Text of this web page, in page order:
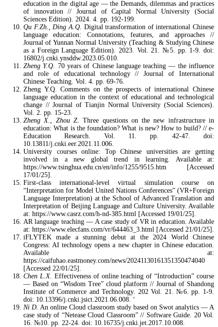
education in the digital age — the Demands, dilemmas and practices
of innovation // Journal of Capital Normal University (Social
Sciences Edition). 2024. 4. pp. 192-199.
Qu F.Zh., Ding A.Q. Digital transformation of international Chinese
language education: Connotations, features, and approaches //
Journal of Yunnan Normal University (Teaching & Studying Chinese
as a Foreign Language Edition). 2023. Vol. 21. №5. pp. 1-9. doi:
16802/j.cnki.ynsddw.2023.05.010.
Zheng Y.Q.
70 years of Chinese language teaching — the influence
and role of educational technology // Journal of International
Chinese Teaching. Vol. 4. pp. 69-76.
Zheng Y.Q. Comments on the prospects of international Chinese
language education in the context of educational and technological
change // Journal of Tianjin Normal University (Social Sciences).
Vol. 2. pp. 15-23.
Zheng X., Zhou Z.
Three questions on the new infrastructure in
education: What is the foundation? What is new? How to build? // e-
Education Research. Vol. 11. pp. 42-47. doi:
10.13811/j.cnki.eer.2021.11.006.
University courses online: Top Chinese universities are getting
involved in a new global trend in learning. Available at:
https://www.tsinghua.edu.cn/en/info/1255/9515.htm [Accessed
17/01/25].
First-class international-level virtual simulation course on
“Interpretation for Model United Nations Conferences” (VR+Foreign
Language Interpretation) at the School of Advanced Translation and
Interpretation of Beijing Language and Culture University. Available
at: https://www.casrz.com/h-nd-385.html [Accessed 19/01/25].
AR language teaching — A case study of VR in education. Available
at: https://www.elecfans.com/vr/644463_3.html [Accessed 21/01/25].
iFLYTEK made a stunning debut at the 2024 World Chinese
Congress: AI technology opens a new chapter in Chinese education.
Available at:
https://caifuhao.eastmoney.com/news/20241130161351350474040
[Accessed 22/01/25].
Chen L.X. Effectiveness of online teaching of “Introduction” course
— Based on “Wisdom Tree” cloud platform // Journal of Shandong
Institute of Commerce and Technology. 202 Vol. 21. №6. pp. 1-9.
doi: 10.13396/j.cnki.jsict.2021.06.008. ‘
Ni D. An online Cloud classroom study based on Swot analytics — A
case study of “Netease Cloud Classroom” // Software Guide. 20 Vol.
16. №10. pp. 22-24. doi: 10.16735/j.cnki.jet.2017.10.008.